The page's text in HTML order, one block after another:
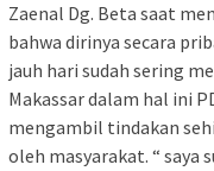
Zaenal Dg. Beta saat
bahwa dirinya secara
jauh hari sudah sering
Makassar dalam hal ini
mengambil tindakan
oleh masyarakat. “ saya